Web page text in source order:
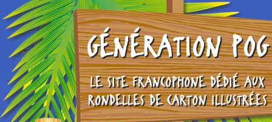
GÉNÉRATION POG
LE SITE FRANCOPHONE DÉDIÉ AUX
RONDELLES DE CARTON ILLUSTRÉES